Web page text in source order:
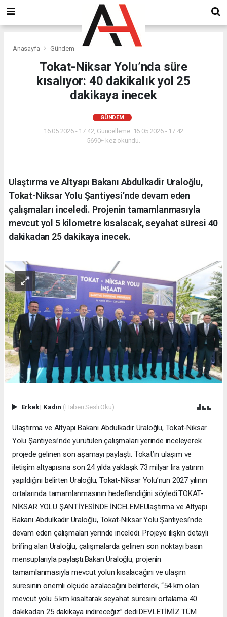
Anasayfa Gündem
Tokat-Niksar Yolu’nda süre
kısalıyor: 40 dakikalık yol 25
dakikaya inecek
GÜNDEM
16.05.2026 - 17:42, Güncelleme: 16.05.2026 - 17:42
5690+ kez okundu.
Ulaştırma ve Altyapı Bakanı Abdulkadir Uraloğlu,
Tokat-Niksar Yolu Şantiyesi’nde devam eden
çalışmaları inceledi. Projenin tamamlanmasıyla
mevcut yol 5 kilometre kısalacak, seyahat süresi 40
dakikadan 25 dakikaya inecek.
Erkek| Kadın (Haberi Sesli Oku)
Ulaştırma ve Altyapı Bakanı Abdulkadir Uraloğlu, Tokat-Niksar
Yolu Şantiyesi’nde yürütülen çalışmaları yerinde inceleyerek
projede gelinen son aşamayı paylaştı. Tokat’ın ulaşım ve
iletişim altyapısına son 24 yılda yaklaşık 73 milyar lira yatırım
yapıldığını belirten Uraloğlu, Tokat-Niksar Yolu’nun 2027 yılının
ortalarında tamamlanmasının hedeflendiğini söyledi.TOKAT-
NİKSAR YOLU ŞANTİYESİNDE İNCELEMEUlaştırma ve Altyapı
Bakanı Abdulkadir Uraloğlu, Tokat-Niksar Yolu Şantiyesi’nde
devam eden çalışmaları yerinde inceledi. Projeye ilişkin detaylı
brifing alan Uraloğlu, çalışmalarda gelinen son noktayı basın
mensuplarıyla paylaştı.Bakan Uraloğlu, projenin
tamamlanmasıyla mevcut yolun kısalacağını ve ulaşım
süresinin önemli ölçüde azalacağını belirterek, “54 km olan
mevcut yolu 5 km kısaltarak seyahat süresini ortalama 40
dakikadan 25 dakikaya indireceğiz” dedi.DEVLETİMİZ TÜM